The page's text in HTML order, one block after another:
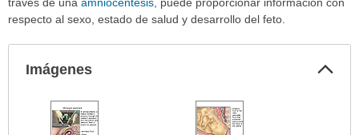
respecto al sexo, estado de salud y desarrollo del feto.
Imágenes
Imágenes